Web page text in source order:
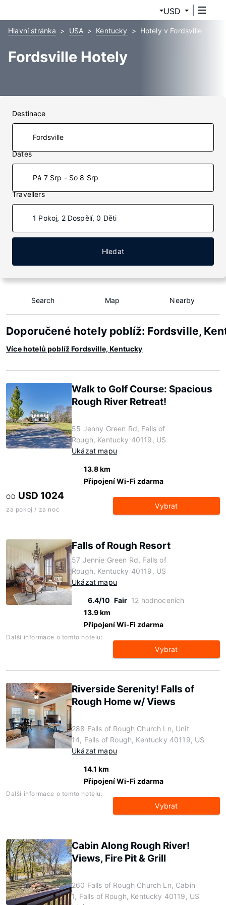
USD
Hlavní stránka USA Kentucky Hotely v Fordsville
Fordsville Hotely
Destinace
Dates
Pá 7 Srp - So 8 Srp
Travellers
1 Pokoj, 2 Dospělí, 0 Děti
Hledat
Search Map Nearby
Doporučené hotely poblíž: Fordsville,
Více hotelů poblíž Fordsville, Kentucky
Walk to Golf Course: Spacious
Rough River Retreat!
55 Jenny Green Rd, Falls of
Rough, Kentucky 40119, US
Ukázat mapu
13.8 km
Připojení Wi-Fi zdarma
OD USD 1024
za pokoj / za noc Vybrat
Falls of Rough Resort
57 Jennie Green Rd, Falls of
Rough, Kentucky 40119, US
Ukázat mapu
6.4/10 Fair 12 hodnoceních
13.9 km
Připojení Wi-Fi zdarma
Další informace o tomto hotelu:
Vybrat
Riverside Serenity! Falls of
Rough Home w/ Views
288 Falls of Rough Church Ln, Unit
14, Falls of Rough, Kentucky 40119, US
Ukázat mapu
14.1 km
Připojení Wi-Fi zdarma
Další informace o tomto hotelu:
Vybrat
Cabin Along Rough River!
Views, Fire Pit & Grill
260 Falls of Rough Church Ln, Cabin
1, Falls of Rough, Kentucky 40119, US